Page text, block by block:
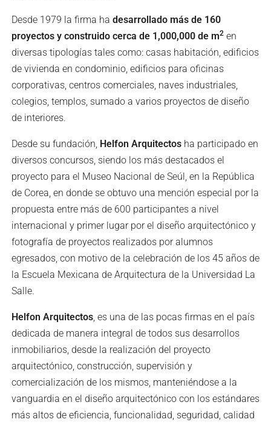
Desde 1979 la firma ha desarrollado más de 160
proyectos y construido cerca de 1,000,000 de m2en
diversas tipologías tales como: casas habitación, edificios
de vivienda en condominio, edificios para oficinas
corporativas, centros comerciales, naves industriales,
colegios, templos, sumado a varios proyectos de diseño
de interiores.
Desde su fundación, Helfon Arquitectosha participado en
diversos concursos, siendo los más destacados el
proyecto para el Museo Nacional de Seúl, en la República
de Corea, en donde se obtuvo una mención especial por la
propuesta entre más de 600 participantes a nivel
internacional y primer lugar por el diseño arquitectónico y
fotografía de proyectos realizados por alumnos
egresados, con motivo de la celebración de los 45 años de
la Escuela Mexicana de Arquitectura de la Universidad La
Salle.
Helfon Arquitectos, es una de las pocas firmas en el país
dedicada de manera integral de todos sus desarrollos
inmobiliarios, desde la realización del proyecto
arquitectónico, construcción, supervisión y
comercialización de los mismos, manteniéndose a la
vanguardia en el diseño arquitectónico con los estándares
más altos de eficiencia, funcionalidad, seguridad, calidad